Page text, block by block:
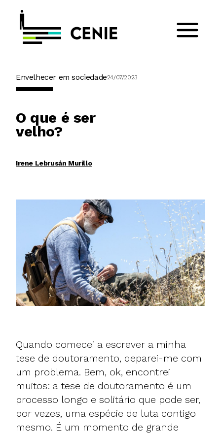
Envelhecer em sociedade24/07/2023
O que é ser
velho?
Irene Lebrusán Murillo
Quando comecei a escrever a minha
tese de doutoramento, deparei-me com
um problema. Bem, ok, encontrei
muitos: a tese de doutoramento é um
processo longo e solitário que pode ser,
por vezes, uma espécie de luta contigo
mesmo. É um momento de grande